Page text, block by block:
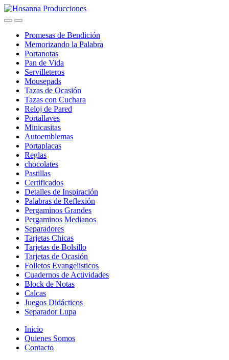
Skip
to
Skip
to
Promesas de Bendición
Memorizando la Palabra
Portanotas
Pan de Vida
Servilleteros
Mousepads
Tazas de Ocasión
Tazas con Cuchara
Reloj de Pared
Portallaves
Minicasitas
Autoemblemas
Portaplacas
Reglas
chocolates
Pastillas
Certificados
Detalles de Inspiración
Palabras de Reflexión
Pergaminos Grandes
Pergaminos Medianos
Separadores
Tarjetas Chicas
Tarjetas de Bolsillo
Tarjetas de Ocasión
Folletos Evangelisticos
Cuadernos de Actividades
Block de Notas
Calcas
Juegos Didácticos
Separador Lupa
Inicio
Quienes Somos
Contacto